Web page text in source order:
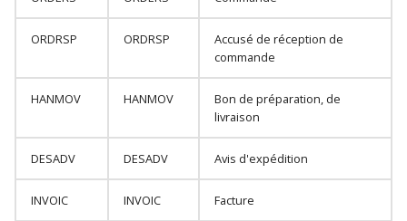
ImporterFournisseurs
ImporterGrillesTarifs
d'articles
Création de
fournisseurs
Création de glossaires
Création de grilles de
tarifs
ORDRSP ORDRSP
Accusé de réception de
commande
HANMOV HANMOV
Bon de préparation, de
livraison
DESADV DESADV Avis d'expédition
INVOIC INVOIC Facture